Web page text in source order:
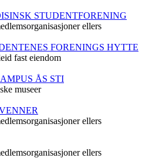
STUDENTFORENING
ellers
FORENINGS HYTTE
fast eiendom
ÅS STI
museer
ellers
ellers